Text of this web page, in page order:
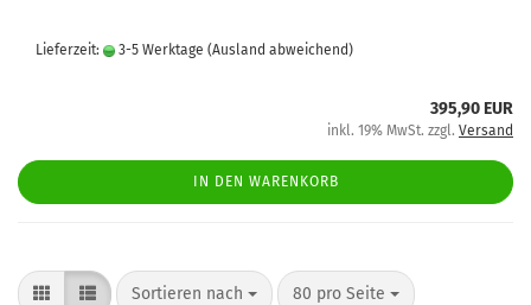
Lieferzeit: 3-5 Werktage (Ausland abweichend)
395,90 EUR
inkl. 19% MwSt. zzgl. Versand
IN DEN WARENKORB
Sortieren nach 80 pro Seite